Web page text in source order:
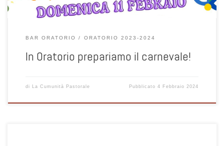
BAR ORATORIO ORATORIO 2023-2024
In Oratorio prepariamo il carnevale!
di La Cumunità Pastorale Pubblicato4 Febbraio 2024